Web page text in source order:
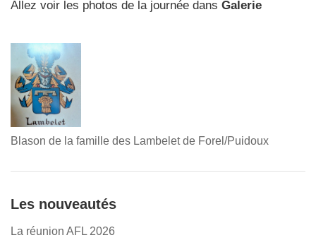
Allez voir les photos de la journée dans Galerie
Blason de la famille des Lambelet de Forel/Puidoux
Les nouveautés
La réunion AFL 2026